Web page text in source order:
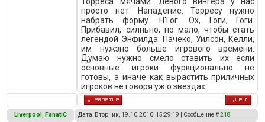
просто нет. Нападение. Торресу нужно
набрать форму. Н'Гог. Ох, Гоги, Гоги.
Прибавил, силньно, но мало, чтобы стать
легендой Энфилда. Пачеко, Уилсон, Келли,
им нужзно больше игрового времени.
Думаю нужно смело ставить их если
основные игроки фуркционально не
готовы, а иначе как вырастить приличных
игроков не говоря уж о звездах.
Liverpool_FanatiC Дата: Вторник, 19.10.2010, 15:29:19 | Сообщение #218